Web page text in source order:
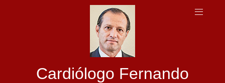
Cardiólogo Fernando